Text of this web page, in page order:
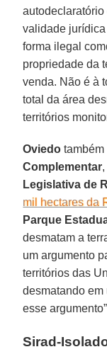
validade
forma ilegal
propriedade da
venda. Não é à
total da área
territórios
Oviedo também
Complementar
Legislativa de
mil hectares da
Parque
desmatam a
um argumento
territórios das
desmatando
esse
Sirad-